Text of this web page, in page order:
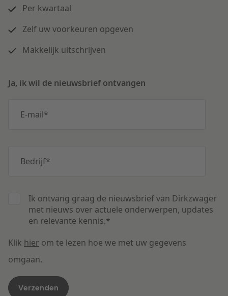
Per kwartaal
Zelf uw voorkeuren opgeven
Makkelijk uitschrijven
Ja, ik wil de nieuwsbrief ontvangen
E-mail*
Bedrijf*
Ik ontvang graag de nieuwsbrief van Dirkzwager
met nieuws over actuele onderwerpen, updates
en relevante kennis.*
Klik hier om te lezen hoe we met uw gegevens
omgaan.